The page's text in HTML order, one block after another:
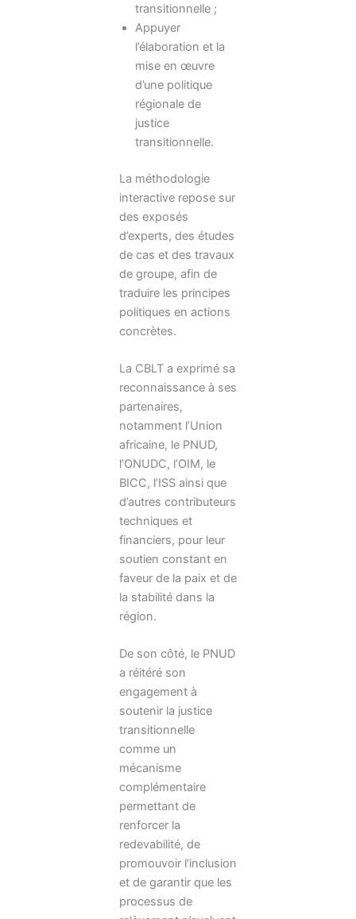
transitionnelle ;
Appuyer
l’élaboration et la
mise en œuvre
d’une politique
régionale de
justice
transitionnelle.
La méthodologie
interactive repose sur
des exposés
d’experts, des études
de cas et des travaux
de groupe, afin de
traduire les principes
politiques en actions
concrètes.
La CBLT a exprimé sa
reconnaissance à ses
partenaires,
notamment l’Union
africaine, le PNUD,
l’ONUDC, l’OIM, le
BICC, l’ISS ainsi que
d’autres contributeurs
techniques et
financiers, pour leur
soutien constant en
faveur de la paix et de
la stabilité dans la
région.
De son côté, le PNUD
a réitéré son
engagement à
soutenir la justice
transitionnelle
comme un
mécanisme
complémentaire
permettant de
renforcer la
redevabilité, de
promouvoir l’inclusion
et de garantir que les
processus de